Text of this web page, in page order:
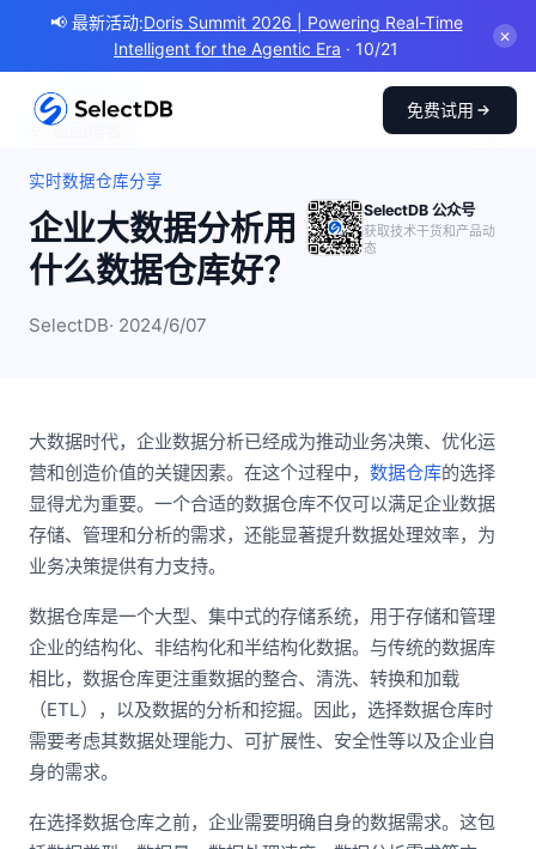
📢 最新活动:Doris Summit 2026 | Powering Real-Time
Intelligent for the Agentic Era · 10/21
✕
免费试用
← 返回博客
实时数据仓库分享
企业大数据分析用
什么数据仓库好？
SelectDB· 2024/6/07
SelectDB 公众号
获取技术干货和产品动
态
大数据时代，企业数据分析已经成为推动业务决策、优化运
营和创造价值的关键因素。在这个过程中， 数据仓库的选择
显得尤为重要。一个合适的数据仓库不仅可以满足企业数据
存储、管理和分析的需求，还能显著提升数据处理效率，为
业务决策提供有力支持。
数据仓库是一个大型、集中式的存储系统，用于存储和管理
企业的结构化、非结构化和半结构化数据。与传统的数据库
相比，数据仓库更注重数据的整合、清洗、转换和加载
（ETL），以及数据的分析和挖掘。因此，选择数据仓库时
需要考虑其数据处理能力、可扩展性、安全性等以及企业自
身的需求。
在选择数据仓库之前，企业需要明确自身的数据需求。这包